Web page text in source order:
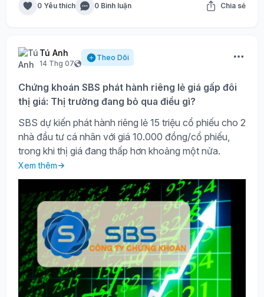
0 Yêu thích 0 Bình luận Chia sẻ
Tú Anh
14 Thg 07
Theo Dõi
Chứng khoán SBS phát hành riêng lẻ giá gấp đôi
thị giá: Thị trường đang bỏ qua điều gì?
SBS dự kiến phát hành riêng lẻ 15 triệu cổ phiếu cho 2
nhà đầu tư cá nhân với giá 10.000 đồng/cổ phiếu,
trong khi thị giá đang thấp hơn khoảng một nửa.
Xem thêm